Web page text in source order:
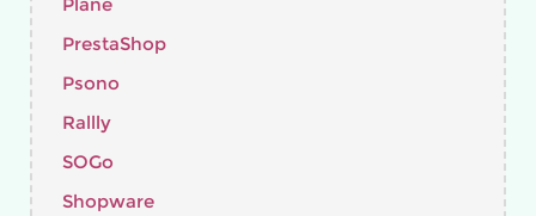
PrestaShop
Psono
Rallly
SOGo
Shopware